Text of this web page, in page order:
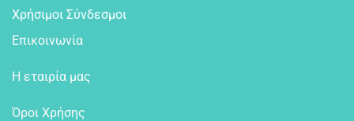
Χρήσιμοι Σύνδεσμοι
Επικοινωνία
Η εταιρία μας
Όροι Χρήσης